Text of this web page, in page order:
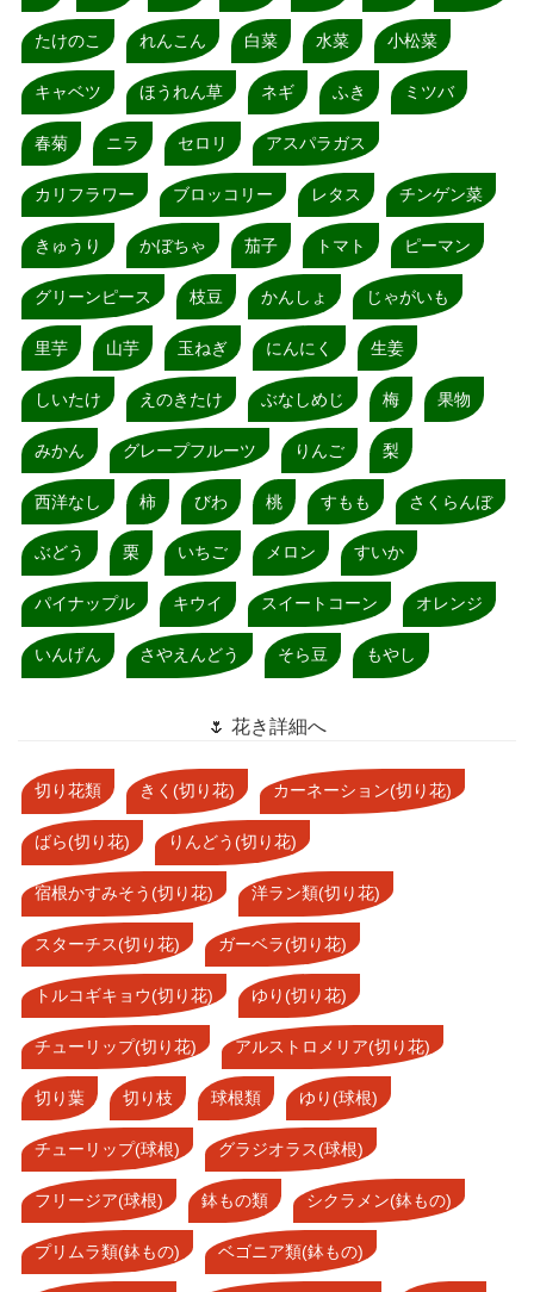
たけのこ れんこん 白菜 水菜 小松菜
キャベツ ほうれん草 ネギ ふき ミツバ
春菊 ニラ セロリ アスパラガス
カリフラワー ブロッコリー レタス チンゲン菜
きゅうり かぼちゃ 茄子 トマト ピーマン
グリーンピース 枝豆 かんしょ じゃがいも
里芋 山芋 玉ねぎ にんにく 生姜
しいたけ えのきたけ ぶなしめじ 梅 果物
みかん グレープフルーツ りんご 梨
西洋なし 柿 びわ 桃 すもも さくらんぼ
ぶどう 栗 いちご メロン すいか
パイナップル キウイ スイートコーン オレンジ
いんげん さやえんどう そら豆 もやし
🌷 花き詳細へ
切り花類 きく(切り花) カーネーション(切り花)
ばら(切り花) りんどう(切り花)
宿根かすみそう(切り花) 洋ラン類(切り花)
スターチス(切り花) ガーベラ(切り花)
トルコギキョウ(切り花) ゆり(切り花)
チューリップ(切り花) アルストロメリア(切り花)
切り葉 切り枝 球根類 ゆり(球根)
チューリップ(球根) グラジオラス(球根)
フリージア(球根) 鉢もの類 シクラメン(鉢もの)
プリムラ類(鉢もの) ベゴニア類(鉢もの)